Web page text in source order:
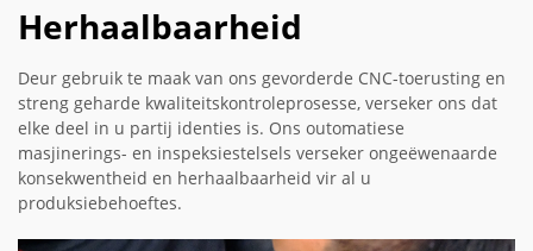
Herhaalbaarheid
Deur gebruik te maak van ons gevorderde CNC-toerusting en
streng geharde kwaliteitskontroleprosesse, verseker ons dat
elke deel in u partij identies is. Ons outomatiese
masjinerings- en inspeksiestelsels verseker ongeëwenaarde
konsekwentheid en herhaalbaarheid vir al u
produksiebehoeftes.